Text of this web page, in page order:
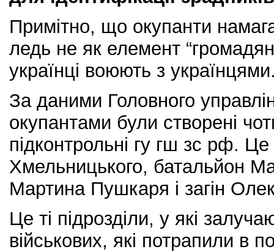
Примітно, що окупанти
ледь не як елемент
українці воюють з
За даними Головного
окупантами були створені
підконтрольні гу гш зс рф.
Хмельницького, батальйон
Мартина Пушкаря і загін
Це ті підрозділи, у які
військових, які потрапили в